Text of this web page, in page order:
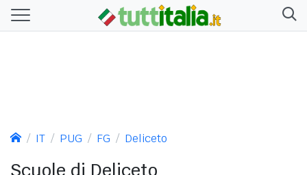
IT PUG FG Deliceto
Scuole di Deliceto